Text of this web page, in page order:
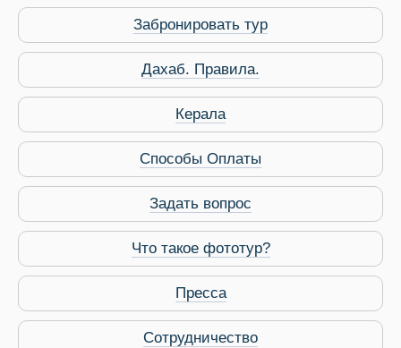
Дахаб
Забронировать тур
Дахаб. Правила.
Керала
Способы Оплаты
Задать вопрос
Что такое фототур?
Пресса
Сотрудничество